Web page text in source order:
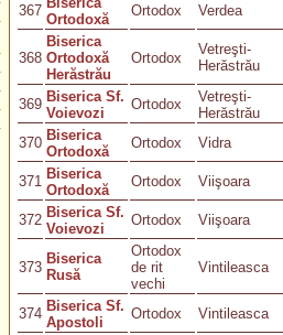
367
Ortodoxă
Ortodox Verdea
368
Biserica
Ortodoxă
Herăstrău
Ortodox
Vetreşti-
Herăstrău
369 Biserica Sf.
Voievozi
Ortodox
Vetreşti-
Herăstrău
370 Biserica
Ortodoxă
Ortodox Vidra
371 Biserica
Ortodoxă
Ortodox Viişoara
372 Biserica Sf.
Voievozi
Ortodox Viişoara
373
Biserica
Rusă
Ortodox
de rit
vechi
Vintileasca
374 Biserica Sf.
Apostoli
Ortodox Vintileasca